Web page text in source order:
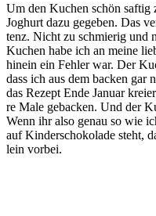
Um den Kuchen schön saf­tig
Joghurt dazu gege­ben. Das
tenz. Nicht zu schmie­rig und
Kuchen habe ich an mei­ne
hin­ein ein Feh­ler war. Der
dass ich aus dem backen gar
das Rezept Ende Janu­ar
re Male geba­cken. Und der
Wenn ihr also genau so wie
auf Kin­der­scho­ko­la­de steht,
lein vorbei.